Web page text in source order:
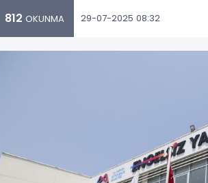
812 OKUNMA 29-07-2025 08:32